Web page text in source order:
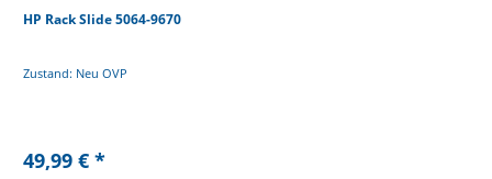
HP Rack Slide 5064-9670
Zustand: Neu OVP
49,99 € *